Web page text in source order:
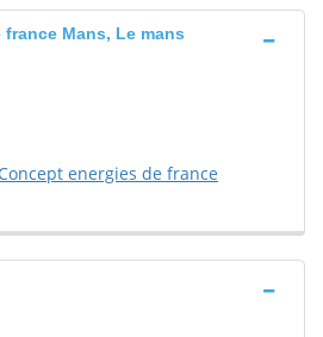
Mans, Le mans
Concept energies de france